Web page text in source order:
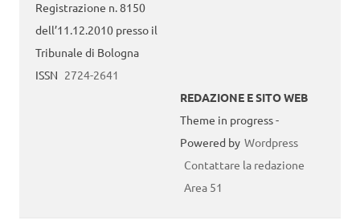
Registrazione n. 8150
dell’11.12.2010 presso il
Tribunale di Bologna
ISSN 2724-2641
REDAZIONE E SITO WEB
Theme in progress -
Powered by Wordpress
Contattare la redazione
Area 51